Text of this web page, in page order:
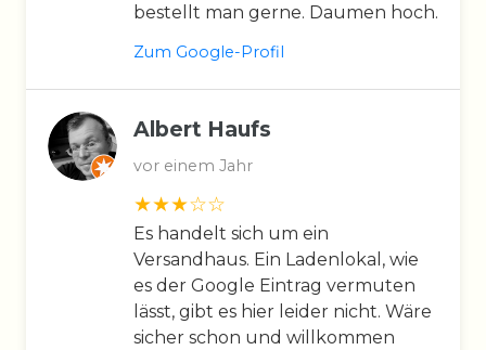
bestellt man gerne. Daumen hoch.
Zum Google-Profil
Albert Haufs
vor einem Jahr
Es handelt sich um ein
Versandhaus. Ein Ladenlokal, wie
es der Google Eintrag vermuten
lässt, gibt es hier leider nicht. Wäre
sicher schon und willkommen